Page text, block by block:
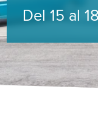
Del 15 al